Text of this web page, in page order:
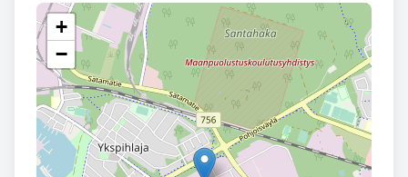
+
−